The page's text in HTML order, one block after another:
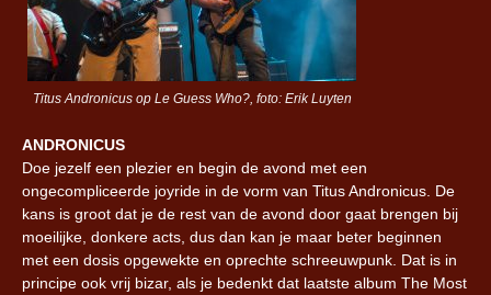
Titus Andronicus op Le Guess Who?, foto: Erik Luyten
ANDRONICUS
Doe jezelf een plezier en begin de avond met een
ongecompliceerde joyride in de vorm van Titus Andronicus. De
kans is groot dat je de rest van de avond door gaat brengen bij
moeilijke, donkere acts, dus dan kan je maar beter beginnen
met een dosis opgewekte en oprechte schreeuwpunk. Dat is in
principe ook vrij bizar, als je bedenkt dat laatste album The Most